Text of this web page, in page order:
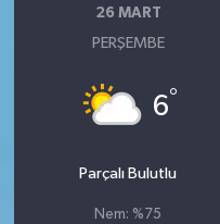
26 MART
PERŞEMBE
6°
Parçalı Bulutlu
Nem: %75